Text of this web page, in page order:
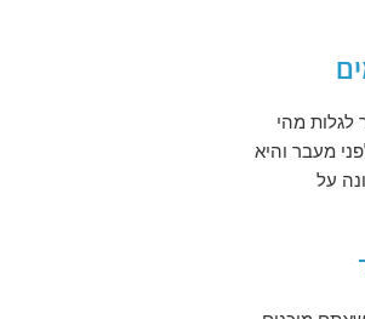
הדרך הטובה ביותר לגלות מהי
מעבר והיא
על